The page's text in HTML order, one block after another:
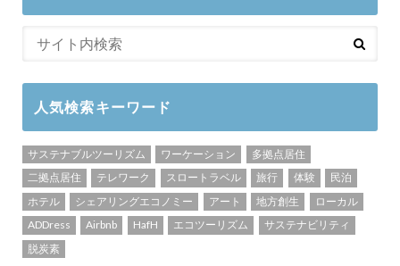
人気検索キーワード
サステナブルツーリズム ワーケーション
多拠点居住
二拠点居住
テレワーク スロートラベル 旅行 体験
民泊
ホテル
シェアリングエコノミー アート 地方創生
ローカル
ADDress
Airbnb HafH エコツーリズム
サステナビリティ
脱炭素